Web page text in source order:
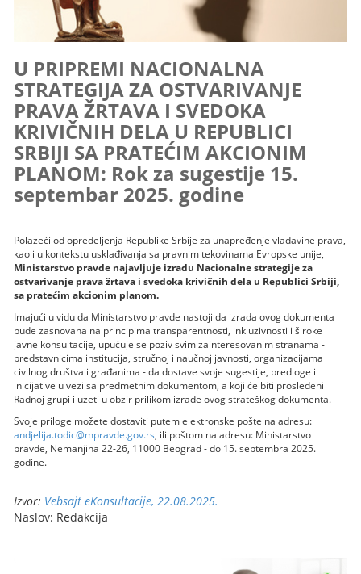
U PRIPREMI NACIONALNA
STRATEGIJA ZA OSTVARIVANJE
PRAVA ŽRTAVA I SVEDOKA
KRIVIČNIH DELA U REPUBLICI
SRBIJI SA PRATEĆIM AKCIONIM
PLANOM: Rok za sugestije 15.
septembar 2025. godine
Polazeći od opredeljenja Republike Srbije za unapređenje vladavine prava,
kao i u kontekstu usklađivanja sa pravnim tekovinama Evropske unije,
Ministarstvo pravde najavljuje izradu Nacionalne strategije za
ostvarivanje prava žrtava i svedoka krivičnih dela u Republici Srbiji,
sa pratećim akcionim planom.
Imajući u vidu da Ministarstvo pravde nastoji da izrada ovog dokumenta
bude zasnovana na principima transparentnosti, inkluzivnosti i široke
javne konsultacije, upućuje se poziv svim zainteresovanim stranama -
predstavnicima institucija, stručnoj i naučnoj javnosti, organizacijama
civilnog društva i građanima - da dostave svoje sugestije, predloge i
inicijative u vezi sa predmetnim dokumentom, a koji će biti prosleđeni
Radnoj grupi i uzeti u obzir prilikom izrade ovog strateškog dokumenta.
Svoje priloge možete dostaviti putem elektronske pošte na adresu:
andjelija.todic@mpravde.gov.rs, ili poštom na adresu: Ministarstvo
pravde, Nemanjina 22-26, 11000 Beograd - do 15. septembra 2025.
godine.
Izvor: Vebsajt eKonsultacije, 22.08.2025.
Naslov: Redakcija